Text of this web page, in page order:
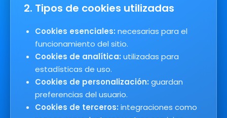
2. Tipos de cookies utilizadas
Cookies esenciales: necesarias para el
funcionamiento del sitio.
Cookies de analítica: utilizadas para
estadísticas de uso.
Cookies de personalización: guardan
preferencias del usuario.
Cookies de terceros: integraciones como